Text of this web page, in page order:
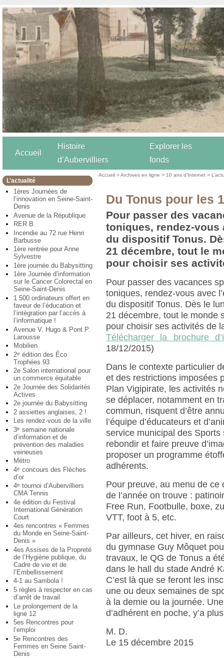
Accueil
Histoire
d’Aubervilliers
Explorer les
fonds
L’actualité
1ères Journées de
l’innovation en Seine-Saint-
Denis
Avenue de la République
RER B
Incendie au 72 rue Henri
Barbusse
1ère rentrée pour Anne
Sylvestre
1ère journée du Babysitting
1ère Journée d’information
sur le Cancer Colorectal en
Seine-Saint-Denis
1 500 ordinateurs offert en
faveur de l’éducation et
l’intégration par l’accès à
l’informatique !
Avenue V. Hugo & Pont P.
Larousse
Mobilien
2e édition des Éco
Trophées 93
2e Salon international pour
un commerce équitable
2e Journée des Solidarités
Actives
2e journée du Babysitting
2 assiettes anglaises, 2 !
Les rendez-vous de la ville
3e semaine nationale
d’information et de
prévention des maladies
veineuses
Métro
4e concours des Flèches
d’or
4e tournoi d’Aubervilliers
CMA Tennis
4e édition du Festival
International Génération
Court
4es rencontres « Femmes
du Monde en Seine-Saint-
Denis »
4es Assises de la Propreté
de l’Hygiène publique, du
Cadre de vie et de
l’Embellissement
4-1 au Sambola !
5 règles à respecter en cas
d’arrêt de travail
Le prolongement de la
ligne 12
5es Rencontres pour
l’emploi
5e Rencontres des
Femmes en Seine Saint-
Denis
Accueil >Archives en ligne > 10 ans d’Internet >
Du Tonus pour les
Pour passer des
toniques, rendez-vous
du dispositif Tonus.
21 décembre, tout le
pour choisir ses
Pour passer des vacances
toniques, rendez-vous avec
du dispositif Tonus. Dès le
21 décembre, tout le monde
pour choisir ses activités de
Télécharger la brochure
18/12/2015)
Dans le contexte particulier
et des restrictions imposées
Plan Vigipirate, les activités
se déplacer, notamment en
commun, risquent d’être
l’équipe d’éducateurs et
service municipal des Sports
rebondir et faire preuve
proposer un programme
adhérents.
Pour preuve, au menu de ce
de l’année on trouve :
Free Run, Footbulle, boxe,
VTT, foot à 5, etc.
Par ailleurs, cet hiver, en
du gymnase Guy Môquet
travaux, le QG de Tonus a
dans le hall du stade André
C’est là que se feront les
une ou deux semaines de
à la demie ou la journée.
d’adhérent en poche, y’a
M. D.
Le 15 décembre 2015